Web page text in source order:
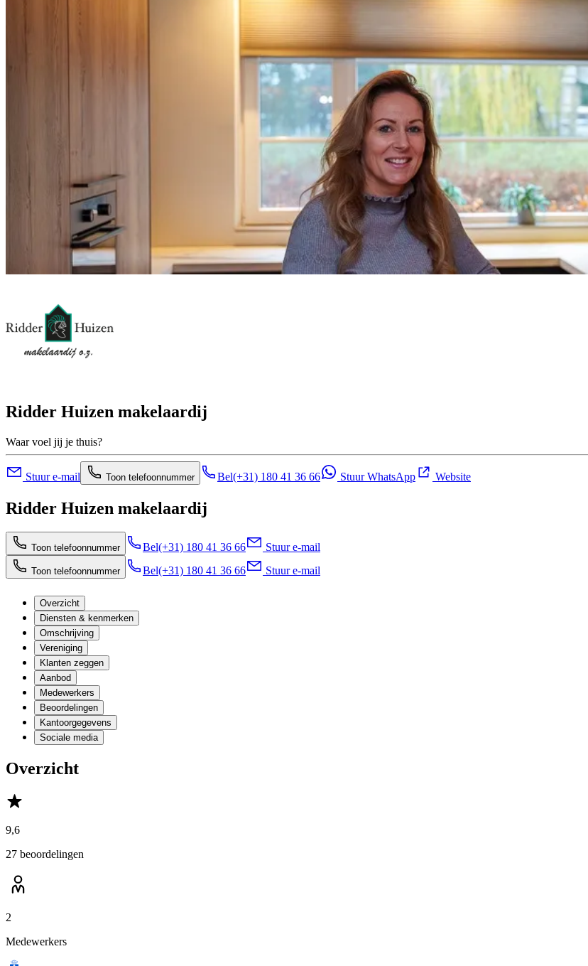
Ridder Huizen makelaardij
Waar voel jij je thuis?
Stuur e-mail Toon telefoonnummer Bel(+31) 180 41 36 66 Stuur WhatsApp Website
Ridder Huizen makelaardij
Toon telefoonnummer Bel(+31) 180 41 36 66 Stuur e-mail
Toon telefoonnummer Bel(+31) 180 41 36 66 Stuur e-mail
Overzicht
Diensten & kenmerken
Omschrijving
Vereniging
Klanten zeggen
Aanbod
Medewerkers
Beoordelingen
Kantoorgegevens
Sociale media
Overzicht
9,6
27 beoordelingen
2
Medewerkers